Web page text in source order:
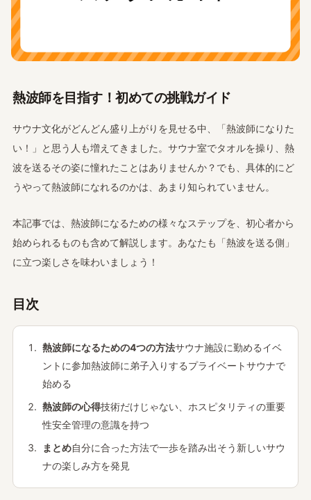
熱波師を目指す！初めての挑戦ガイド
サウナ文化がどんどん盛り上がりを見せる中、「熱波師になりた
い！」と思う人も増えてきました。サウナ室でタオルを操り、熱
波を送るその姿に憧れたことはありませんか？でも、具体的にど
うやって熱波師になれるのかは、あまり知られていません。
本記事では、熱波師になるための様々なステップを、初心者から
始められるものも含めて解説します。あなたも「熱波を送る側」
に立つ楽しさを味わいましょう！
目次
熱波師になるための4つの方法サウナ施設に勤めるイベ
ントに参加熱波師に弟子入りするプライベートサウナで
始める
熱波師の心得技術だけじゃない、ホスピタリティの重要
性安全管理の意識を持つ
まとめ自分に合った方法で一歩を踏み出そう新しいサウ
ナの楽しみ方を発見